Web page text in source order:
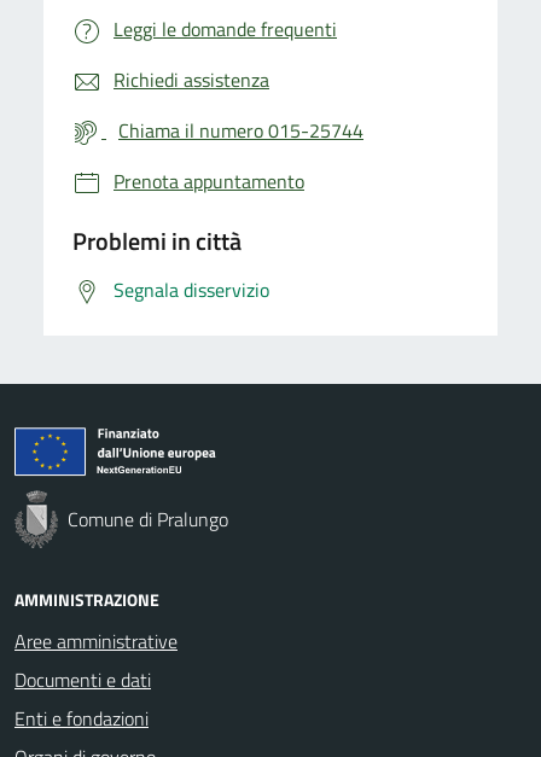
Leggi le domande frequenti
Richiedi assistenza
Chiama il numero 015-25744
Prenota appuntamento
Problemi in città
Segnala disservizio
Comune di Pralungo
AMMINISTRAZIONE
Aree amministrative
Documenti e dati
Enti e fondazioni